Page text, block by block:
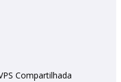
Compartilhada